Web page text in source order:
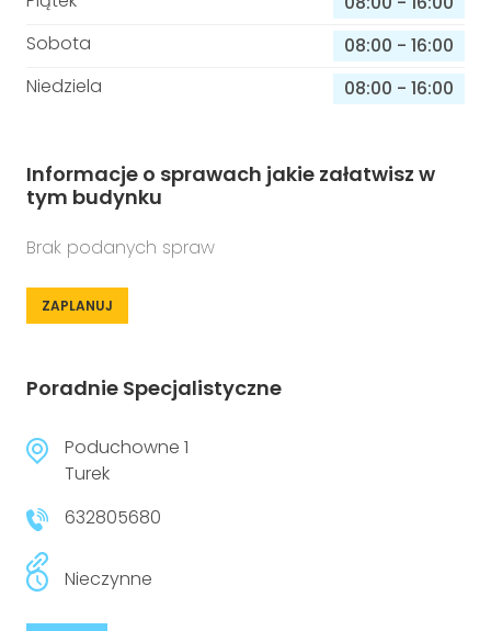
Sobota
08:00 - 16:00
Niedziela
08:00 - 16:00
Informacje o sprawach jakie załatwisz w
tym budynku
Brak podanych spraw
ZAPLANUJ
Poradnie Specjalistyczne
Poduchowne 1
Turek
632805680
Nieczynne